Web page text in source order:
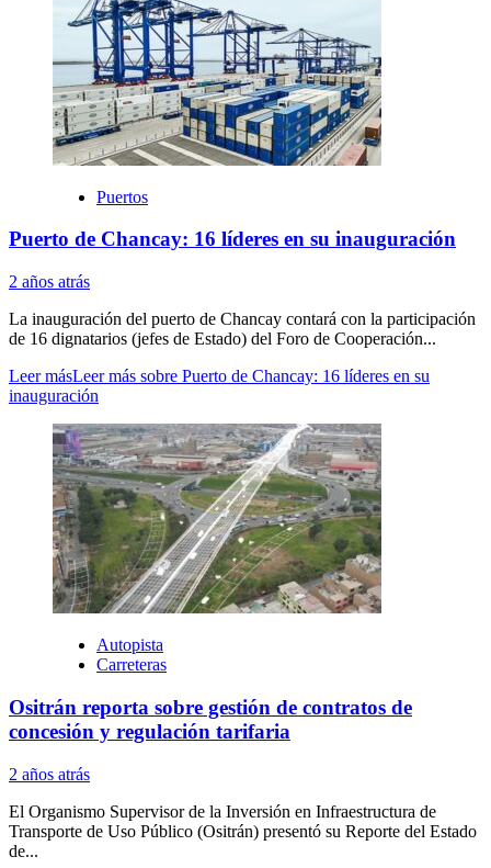
Puertos
Puerto de Chancay: 16 líderes en su inauguración
2 años atrás
La inauguración del puerto de Chancay contará con la participación
de 16 dignatarios (jefes de Estado) del Foro de Cooperación...
Leer másLeer más sobre Puerto de Chancay: 16 líderes en su
inauguración
Autopista
Carreteras
Ositrán reporta sobre gestión de contratos de
concesión y regulación tarifaria
2 años atrás
El Organismo Supervisor de la Inversión en Infraestructura de
Transporte de Uso Público (Ositrán) presentó su Reporte del Estado
de...